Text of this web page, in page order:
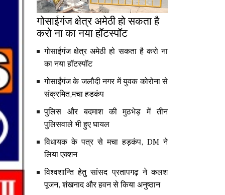
गोसाईगंज क्षेत्र अमेठी हो सकता है
करो ना का नया हॉटस्पॉट
गोसाईगंज क्षेत्र अमेठी हो सकता है करो ना
का नया हॉटस्पॉट
गोसाईंगंज के जलौदी नगर में युवक कोरोना से
संक्रमित,मचा हडकंप
पुलिस और बदमाश की मुठभेड़ में तीन
पुलिसवाले भी हुए घायल
विधायक के पत्र से मचा हड़कंप, DM ने
लिया एक्शन
विश्वशान्ति हेतु सांसद प्रतापगढ़ ने कलश
पूजन, शंखनाद और हवन से किया अनुष्ठान